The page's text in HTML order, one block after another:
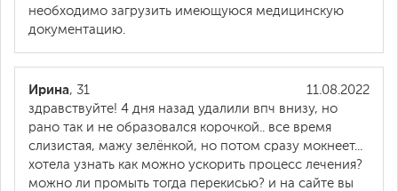
необходимо загрузить имеющуюся медицинскую
документацию.
11.08.2022
Ирина, 31
здравствуйте! 4 дня назад удалили впч внизу, но
рано так и не образовался корочкой.. все время
слизистая, мажу зелёнкой, но потом сразу мокнеет...
хотела узнать как можно ускорить процесс лечения?
можно ли промыть тогда перекисью? и на сайте вы